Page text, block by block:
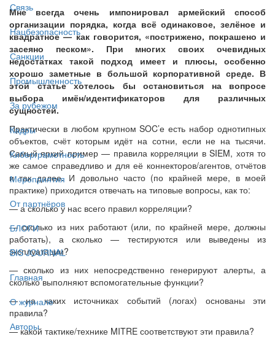
Связь
Нацбезопасность
Санкции
Промышленность
За рубежом
Кадры
Киберграмотность
Мероприятия
От партнёров
БЛОГИ
BIS JOURNAL
Главная
О журнале
Авторы
Мне всегда очень импонировал армейский способ
организации порядка, когда всё одинаковое, зелёное и
квадратное — как говорится, «пострижено, покрашено и
засеяно песком». При многих своих очевидных
недостатках такой подход имеет и плюсы, особенно
хорошо заметные в большой корпоративной среде. В
этой статье хотелось бы остановиться на вопросе
выбора имён/идентификаторов для различных
сущностей.
Практически в любом крупном SOC’е есть набор однотипных
объектов, счёт которым идёт на сотни, если не на тысячи.
Самый яркий пример — правила корреляции в SIEM, хотя то
же самое справедливо и для её коннекторов/агентов, отчётов
и так далее. И довольно часто (по крайней мере, в моей
практике) приходится отвечать на типовые вопросы, как то:
— а сколько у нас всего правил корреляции?
— сколько из них работают (или, по крайней мере, должны
работать), а сколько — тестируются или выведены из
эксплуатации?
— сколько из них непосредственно генерируют алерты, а
сколько выполняют вспомогательные функции?
— на каких источниках событий (логах) основаны эти
правила?
— какой тактике/технике MITRE соответствуют эти правила?